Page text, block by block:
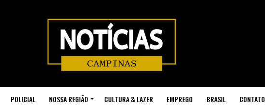
POLICIAL NOSSA REGIÃO CULTURA & LAZER EMPREGO BRASIL CONTATO